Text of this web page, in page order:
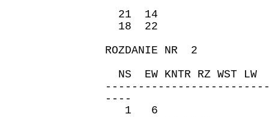
21 14 590
18 22 650
ROZDANIE NR 2
NS EW KNTR RZ WST
----
1 6 -150